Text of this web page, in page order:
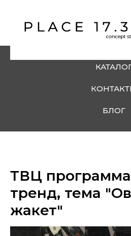
БЛОГ
ТВЦ
тренд, тема
жакет"